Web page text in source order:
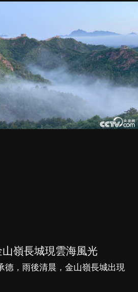
嶺長城現雲海風光
德，雨後清晨，金山嶺長城出現